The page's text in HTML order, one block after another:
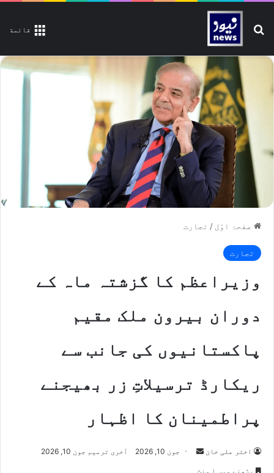
قائمة تلاش کیجیے
صفحۂ اوّل / تجارت
تجارت
وزیراعظم کا گزشتہ ماہ کے
دوران بیرون ملک مقیم
پاکستانیوں کی جانب سے
ریکارڈ ترسیلاتِ زر بھیجنے
پراطمینان کا اظہار
اختر علی خان
Send جون 10, 2026 آخری ترمیم جون 10, 2026
پڑھنے میں ۱ منٹ